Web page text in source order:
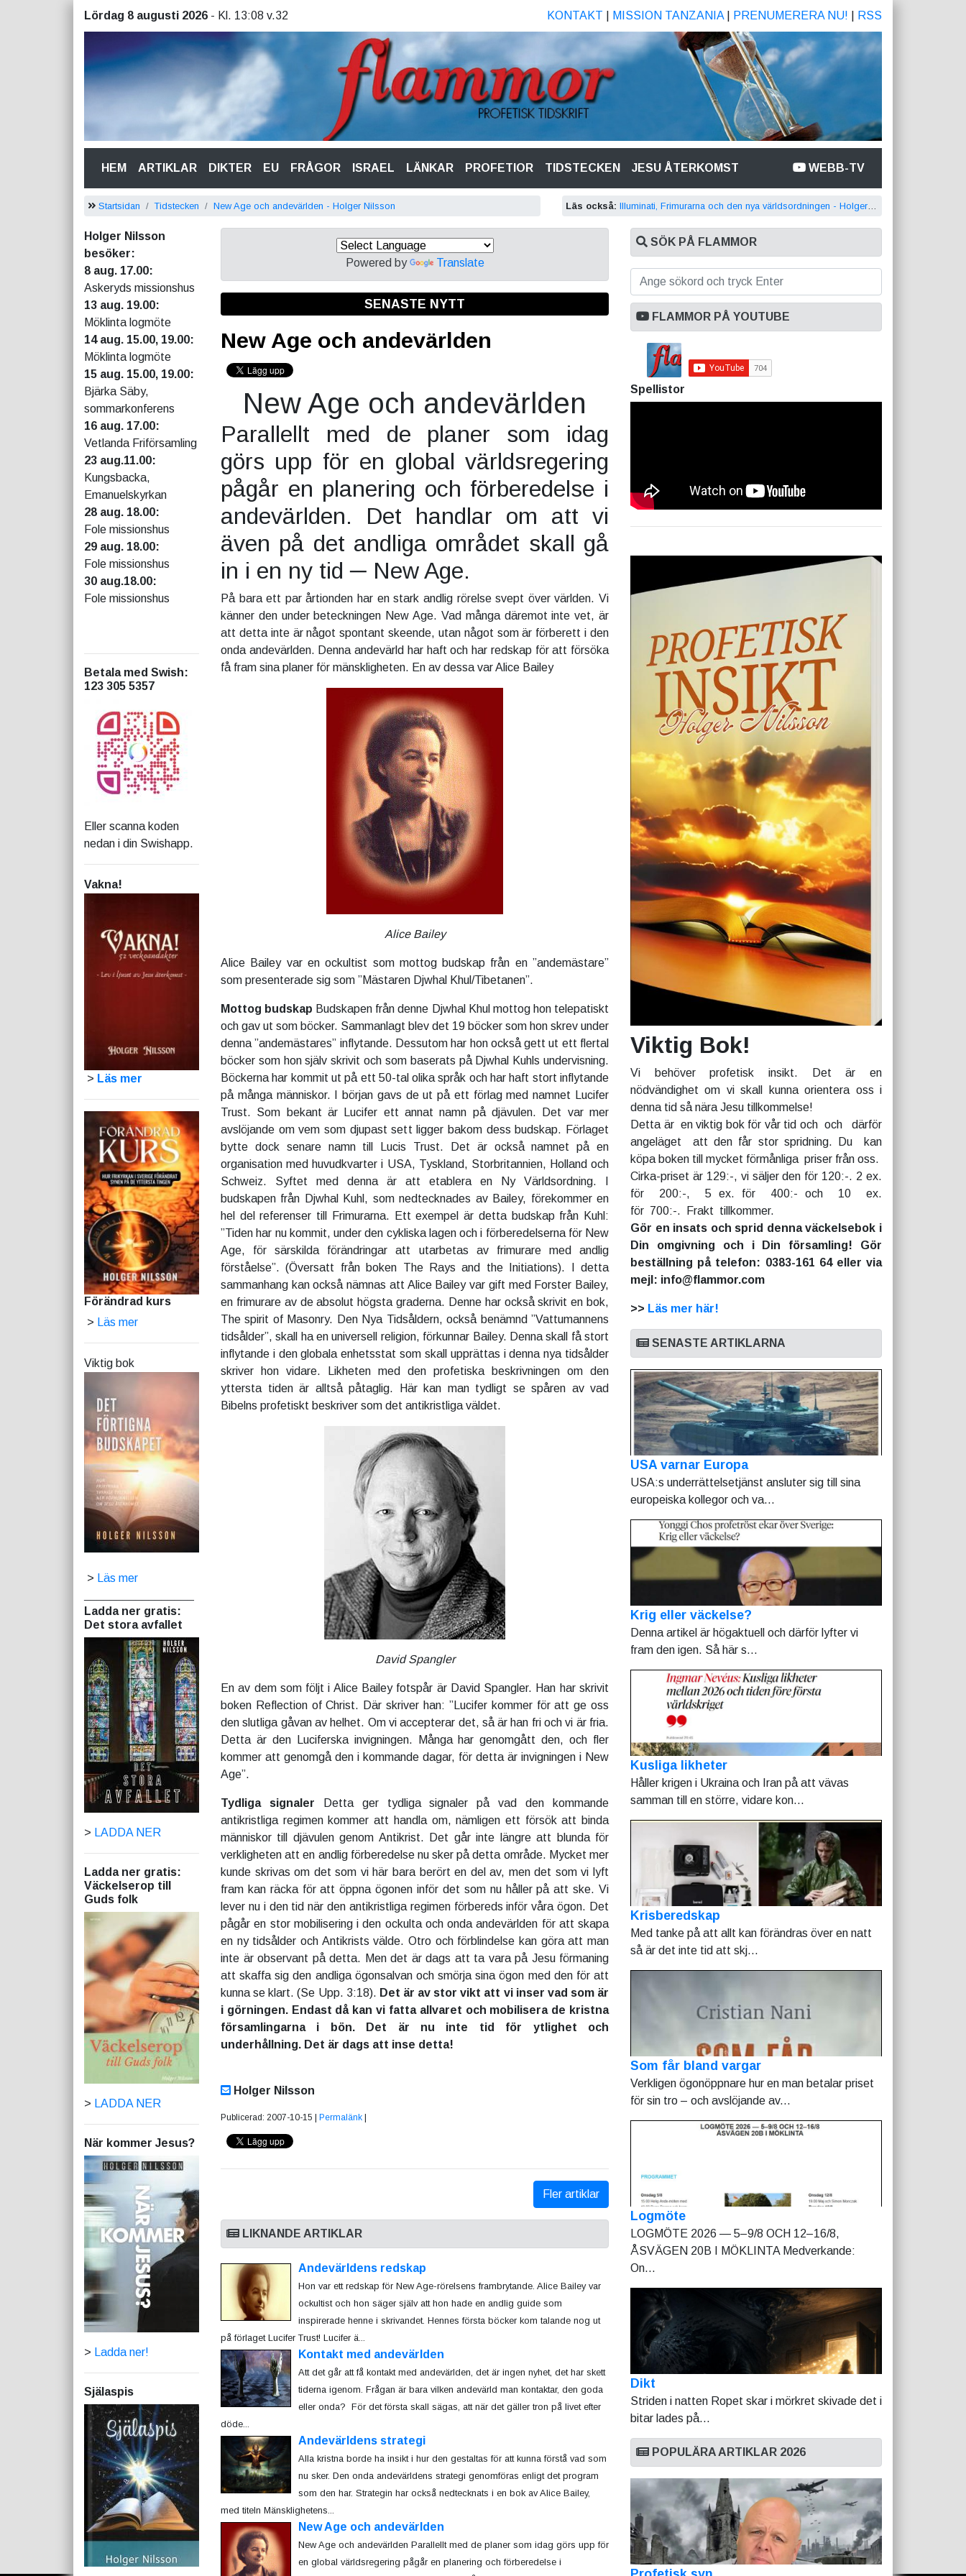
Lördag 8 augusti 2026 - Kl. 13:08 v.32 KONTAKT MISSION TANZANIA| PRENUMERERA NU! RSS
HEM(CURRENT)
ARTIKLAR DIKTER EU FRÅGOR ISRAEL LÄNKAR PROFETIOR TIDSTECKEN JESU ÅTERKOMST WEBB-TV
Startsidan Tidstecken New Age och andevärlden - Holger Nilsson Läs också: Illuminati, Frimurarna och den nya världsordningen - Holger Nilsson
Holger Nilsson
besöker:
8 aug. 17.00:
Askeryds missionshus
13 aug. 19.00:
Möklinta logmöte
14 aug. 15.00, 19.00:
Möklinta logmöte
15 aug. 15.00, 19.00:
Bjärka Säby,
sommarkonferens
16 aug. 17.00:
Vetlanda Friförsamling
23 aug.11.00:
Kungsbacka,
Emanuelskyrkan
28 aug. 18.00:
Fole missionshus
29 aug. 18.00:
Fole missionshus
30 aug.18.00:
Fole missionshus
Betala med Swish:
123 305 5357
Eller scanna koden
nedan i din Swishapp.
Vakna!
> Läs mer
Förändrad kurs
> Läs mer
Viktig bok
> Läs mer
Ladda ner gratis:
Det stora avfallet
> LADDA NER
Ladda ner gratis:
Väckelserop till
Guds folk
> LADDA NER
När kommer Jesus?
> Ladda ner!
Själaspis
Powered by Translate
SENASTE NYTT
New Age och andevärlden
New Age och andevärlden
Parallellt med de planer som idag
görs upp för en global världsregering
pågår en planering och förberedelse i
andevärlden. Det handlar om att vi
även på det andliga området skall gå
in i en ny tid ─ New Age.
På bara ett par årtionden har en stark andlig rörelse svept över världen. Vi
känner den under beteckningen New Age. Vad många däremot inte vet, är
att detta inte är något spontant skeende, utan något som är förberett i den
onda andevärlden. Denna andevärld har haft och har redskap för att försöka
få fram sina planer för mänskligheten. En av dessa var Alice Bailey
Alice Bailey
Alice Bailey var en ockultist som mottog budskap från en ”andemästare”
som presenterade sig som ”Mästaren Djwhal Khul/Tibetanen”.
Mottog budskap Budskapen från denne Djwhal Khul mottog hon telepatiskt
och gav ut som böcker. Sammanlagt blev det 19 böcker som hon skrev under
denna ”andemästares” inflytande. Dessutom har hon också gett ut ett flertal
böcker som hon själv skrivit och som baserats på Djwhal Kuhls undervisning.
Böckerna har kommit ut på ett 50-tal olika språk och har haft stort inflytande
på många människor. I början gavs de ut på ett förlag med namnet Lucifer
Trust. Som bekant är Lucifer ett annat namn på djävulen. Det var mer
avslöjande om vem som djupast sett ligger bakom dess budskap. Förlaget
bytte dock senare namn till Lucis Trust. Det är också namnet på en
organisation med huvudkvarter i USA, Tyskland, Storbritannien, Holland och
Schweiz. Syftet med denna är att etablera en Ny Världsordning. I
budskapen från Djwhal Kuhl, som nedtecknades av Bailey, förekommer en
hel del referenser till Frimurarna. Ett exempel är detta budskap från Kuhl:
”Tiden har nu kommit, under den cykliska lagen och i förberedelserna för New
Age, för särskilda förändringar att utarbetas av frimurare med andlig
förståelse”. (Översatt från boken The Rays and the Initiations). I detta
sammanhang kan också nämnas att Alice Bailey var gift med Forster Bailey,
en frimurare av de absolut högsta graderna. Denne har också skrivit en bok,
The spirit of Masonry. Den Nya Tidsåldern, också benämnd ”Vattumannens
tidsålder”, skall ha en universell religion, förkunnar Bailey. Denna skall få stort
inflytande i den globala enhetsstat som skall upprättas i denna nya tidsålder
skriver hon vidare. Likheten med den profetiska beskrivningen om den
yttersta tiden är alltså påtaglig. Här kan man tydligt se spåren av vad
Bibelns profetiskt beskriver som det antikristliga väldet.
David Spangler
En av dem som följt i Alice Bailey fotspår är David Spangler. Han har skrivit
boken Reflection of Christ. Där skriver han: ”Lucifer kommer för att ge oss
den slutliga gåvan av helhet. Om vi accepterar det, så är han fri och vi är fria.
Detta är den Luciferska invigningen. Många har genomgått den, och fler
kommer att genomgå den i kommande dagar, för detta är invigningen i New
Age”.
Tydliga signaler Detta ger tydliga signaler på vad den kommande
antikristliga regimen kommer att handla om, nämligen ett försök att binda
människor till djävulen genom Antikrist. Det går inte längre att blunda för
verkligheten att en andlig förberedelse nu sker på detta område. Mycket mer
kunde skrivas om det som vi här bara berört en del av, men det som vi lyft
fram kan räcka för att öppna ögonen inför det som nu håller på att ske. Vi
lever nu i den tid när den antikristliga regimen förbereds inför våra ögon. Det
pågår en stor mobilisering i den ockulta och onda andevärlden för att skapa
en ny tidsålder och Antikrists välde. Otro och förblindelse kan göra att man
inte är observant på detta. Men det är dags att ta vara på Jesu förmaning
att skaffa sig den andliga ögonsalvan och smörja sina ögon med den för att
kunna se klart. (Se Upp. 3:18). Det är av stor vikt att vi inser vad som är
i görningen. Endast då kan vi fatta allvaret och mobilisera de kristna
församlingarna i bön. Det är nu inte tid för ytlighet och
underhållning. Det är dags att inse detta!
Holger Nilsson
Publicerad: 2007-10-15 | Permalänk
Fler artiklar
LIKNANDE ARTIKLAR
Andevärldens redskap
Hon var ett redskap för New Age-rörelsens frambrytande. Alice Bailey var
ockultist och hon säger själv att hon hade en andlig guide som
inspirerade henne i skrivandet. Hennes första böcker kom talande nog ut
på förlaget Lucifer Trust! Lucifer ä...
Kontakt med andevärlden
Att det går att få kontakt med andevärlden, det är ingen nyhet, det har skett
tiderna igenom. Frågan är bara vilken andevärld man kontaktar, den goda
eller onda? För det första skall sägas, att när det gäller tron på livet efter
döde...
Andevärldens strategi
Alla kristna borde ha insikt i hur den gestaltas för att kunna förstå vad som
nu sker. Den onda andevärldens strategi genomföras enligt det program
som den har. Strategin har också nedtecknats i en bok av Alice Bailey,
med titeln Mänsklighetens...
New Age och andevärlden
New Age och andevärlden Parallellt med de planer som idag görs upp för
en global världsregering pågår en planering och förberedelse i
SÖK PÅ FLAMMOR
FLAMMOR PÅ YOUTUBE
Spellistor
Viktig Bok!
Vi behöver profetisk insikt. Det är en
nödvändighet om vi skall kunna orientera oss i
denna tid så nära Jesu tillkommelse!
Detta är en viktig bok för vår tid och och därför
angeläget att den får stor spridning. Du kan
köpa boken till mycket förmånliga priser från oss.
Cirka-priset är 129:-, vi säljer den för 120:-. 2 ex.
för 200:-, 5 ex. för 400:- och 10 ex.
för 700:-. Frakt tillkommer.
Gör en insats och sprid denna väckelsebok i
Din omgivning och i Din församling! Gör
beställning på telefon: 0383-161 64 eller via
mejl: info@flammor.com
>> Läs mer här!
SENASTE ARTIKLARNA
USA varnar Europa
USA:s underrättelsetjänst ansluter sig till sina
europeiska kollegor och va...
Krig eller väckelse?
Denna artikel är högaktuell och därför lyfter vi
fram den igen. Så här s...
Kusliga likheter
Håller krigen i Ukraina och Iran på att vävas
samman till en större, vidare kon...
Krisberedskap
Med tanke på att allt kan förändras över en natt
så är det inte tid att skj...
Som får bland vargar
Verkligen ögonöppnare hur en man betalar priset
för sin tro – och avslöjande av...
Logmöte
LOGMÖTE 2026 — 5–9/8 OCH 12–16/8,
ÅSVÄGEN 20B I MÖKLINTA Medverkande:
On...
Dikt
Striden i natten Ropet skar i mörkret skivade det i
bitar lades på...
POPULÄRA ARTIKLAR 2026